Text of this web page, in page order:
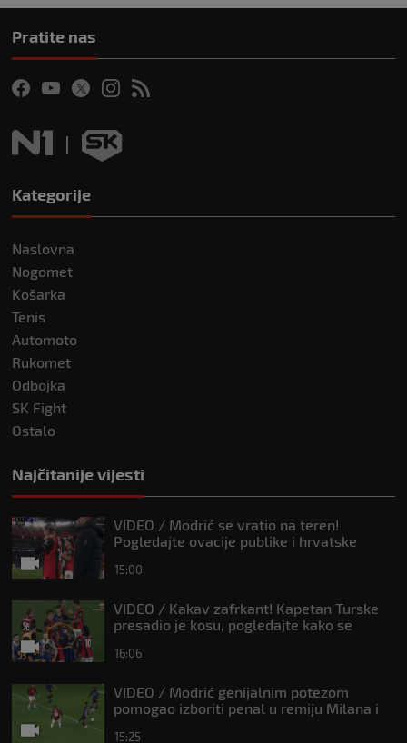
Pratite nas
Kategorije
Naslovna
Nogomet
Košarka
Tenis
Automoto
Rukomet
Odbojka
SK Fight
Ostalo
Najčitanije vijesti
VIDEO / Modrić se vratio na teren!
Pogledajte ovacije publike i hrvatske
15:00
VIDEO / Kakav zafrkant! Kapetan Turske
presadio je kosu, pogledajte kako se
16:06
VIDEO / Modrić genijalnim potezom
pomogao izboriti penal u remiju Milana i
15:25